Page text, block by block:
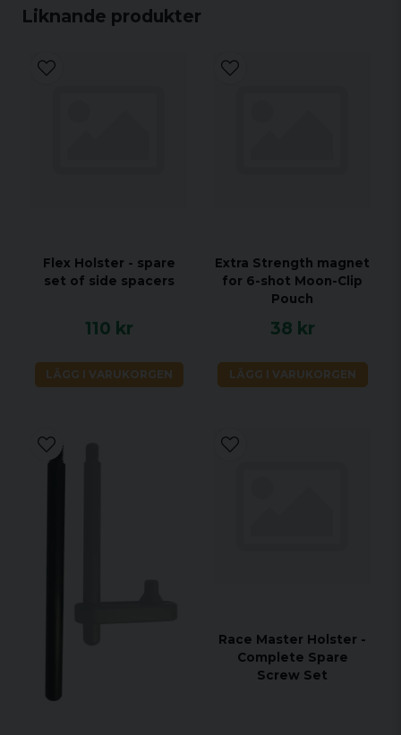
Liknande produkter
Flex Holster - spare
set of side spacers
110 kr
LÄGG I VARUKORGEN
Extra Strength magnet
for 6-shot Moon-Clip
Pouch
38 kr
LÄGG I VARUKORGEN
Race Master Holster -
Complete Spare
Screw Set